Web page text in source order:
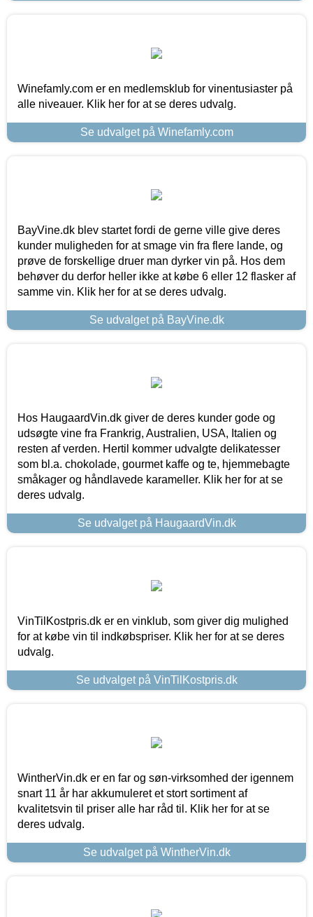
Winefamly.com er en medlemsklub for vinentusiaster på
alle niveauer. Klik her for at se deres udvalg.
Se udvalget på Winefamly.com
BayVine.dk blev startet fordi de gerne ville give deres
kunder muligheden for at smage vin fra flere lande, og
prøve de forskellige druer man dyrker vin på. Hos dem
behøver du derfor heller ikke at købe 6 eller 12 flasker af
samme vin. Klik her for at se deres udvalg.
Se udvalget på BayVine.dk
Hos HaugaardVin.dk giver de deres kunder gode og
udsøgte vine fra Frankrig, Australien, USA, Italien og
resten af verden. Hertil kommer udvalgte delikatesser
som bl.a. chokolade, gourmet kaffe og te, hjemmebagte
småkager og håndlavede karameller. Klik her for at se
deres udvalg.
Se udvalget på HaugaardVin.dk
VinTilKostpris.dk er en vinklub, som giver dig mulighed
for at købe vin til indkøbspriser. Klik her for at se deres
udvalg.
Se udvalget på VinTilKostpris.dk
WintherVin.dk er en far og søn-virksomhed der igennem
snart 11 år har akkumuleret et stort sortiment af
kvalitetsvin til priser alle har råd til. Klik her for at se
deres udvalg.
Se udvalget på WintherVin.dk